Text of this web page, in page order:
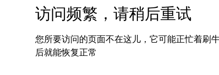
访问频繁，请稍后重试
您所要访问的页面不在这儿，它可能正忙着刷
后就能恢复正常